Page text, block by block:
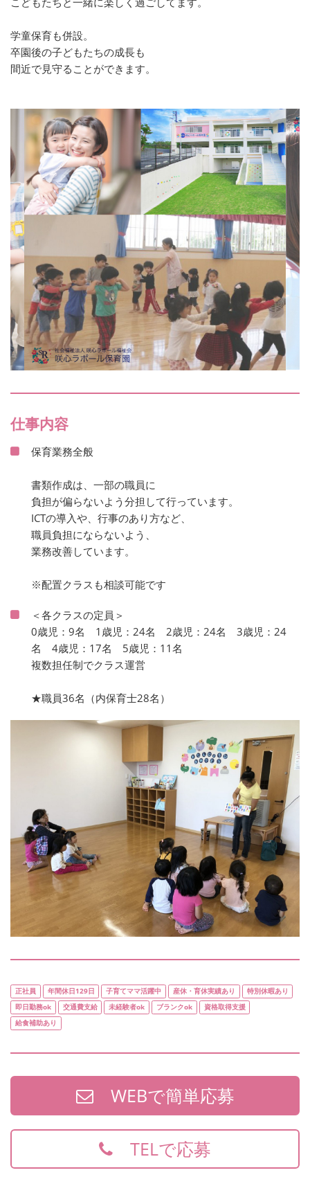
学童保育も併設。
卒園後の子どもたちの成長も
間近で見守ることができます。
仕事内容
保育業務全般
書類作成は、一部の職員に
負担が偏らないよう分担して行っています。
ICTの導入や、行事のあり方など、
職員負担にならないよう、
業務改善しています。
※配置クラスも相談可能です
＜各クラスの定員＞
0歳児：9名 1歳児：24名 2歳児：24名 3歳児：24
名 4歳児：17名 5歳児：11名
複数担任制でクラス運営
★職員36名（内保育士28名）
正社員 年間休日129日 子育てママ活躍中 産休・育休実績あり
特別休暇あり
即日勤務ok
交通費支給 未経験者ok ブランクok
資格取得支援
給食補助あり
WEBで簡単応募
TELで応募